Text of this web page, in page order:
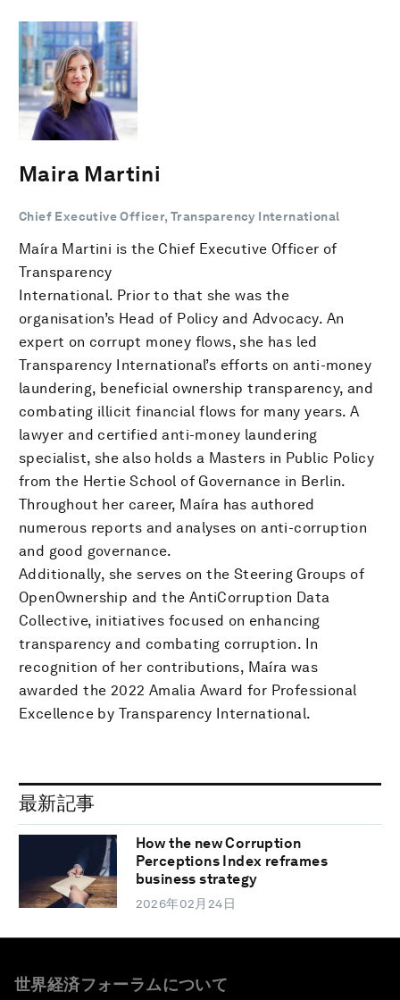
Maira Martini
Chief Executive Officer, Transparency International
Maíra Martini is the Chief Executive Officer of
Transparency
International. Prior to that she was the
organisation’s Head of Policy and Advocacy. An
expert on corrupt money flows, she has led
Transparency International’s efforts on anti-money
laundering, beneficial ownership transparency, and
combating illicit financial flows for many years. A
lawyer and certified anti-money laundering
specialist, she also holds a Masters in Public Policy
from the Hertie School of Governance in Berlin.
Throughout her career, Maíra has authored
numerous reports and analyses on anti-corruption
and good governance.
Additionally, she serves on the Steering Groups of
OpenOwnership and the AntiCorruption Data
Collective, initiatives focused on enhancing
transparency and combating corruption. In
recognition of her contributions, Maíra was
awarded the 2022 Amalia Award for Professional
Excellence by Transparency International.
最新記事
How the new Corruption
Perceptions Index reframes
business strategy
2026年02月24日
世界経済フォーラムについて